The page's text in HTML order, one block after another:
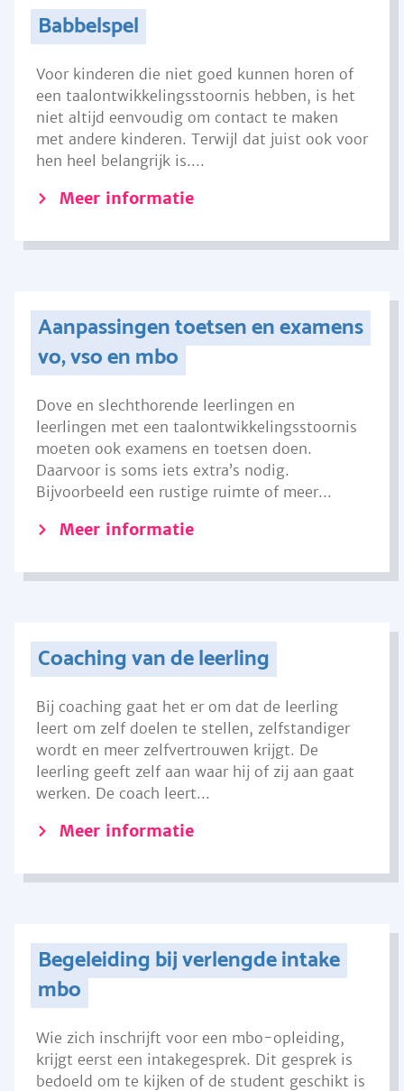
Babbelspel
Voor kinderen die niet goed kunnen horen of
een taalontwikkelingsstoornis hebben, is het
niet altijd eenvoudig om contact te maken
met andere kinderen. Terwijl dat juist ook voor
hen heel belangrijk is....
Meer informatie
Aanpassingen toetsen en examens
vo, vso en mbo
Dove en slechthorende leerlingen en
leerlingen met een taalontwikkelingsstoornis
moeten ook examens en toetsen doen.
Daarvoor is soms iets extra’s nodig.
Bijvoorbeeld een rustige ruimte of meer...
Meer informatie
Coaching van de leerling
Bij coaching gaat het er om dat de leerling
leert om zelf doelen te stellen, zelfstandiger
wordt en meer zelfvertrouwen krijgt. De
leerling geeft zelf aan waar hij of zij aan gaat
werken. De coach leert...
Meer informatie
Begeleiding bij verlengde intake
mbo
Wie zich inschrijft voor een mbo-opleiding,
krijgt eerst een intakegesprek. Dit gesprek is
bedoeld om te kijken of de student geschikt is